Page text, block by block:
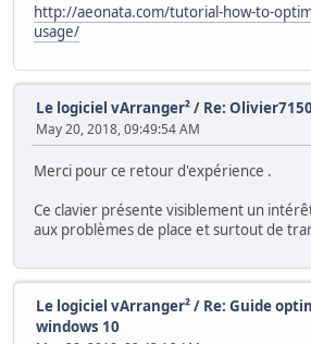
http://aeonata.com/tutorial-how-to-
usage/
Le logiciel vArranger²/ Re:
May 20, 2018, 09:49:54 AM
Merci pour ce retour d'expérience .
Ce clavier présente visiblement un
aux problèmes de place et surtout de
Le logiciel vArranger²/ Re: Guide
windows 10